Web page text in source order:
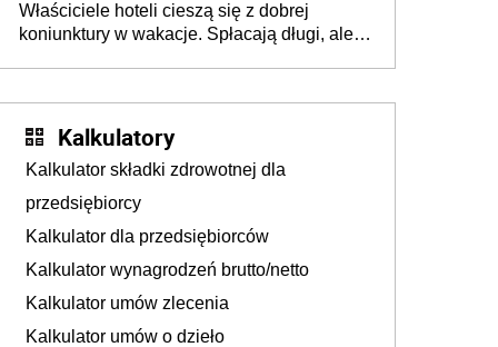
tam, gdzie wielu spędzi urlop po cichu
Właściciele hoteli cieszą się z dobrej
koniunktury w wakacje. Spłacają długi, ale
Kalkulatory
Kalkulator składki zdrowotnej dla
przedsiębiorcy
Kalkulator dla przedsiębiorców
Kalkulator wynagrodzeń brutto/netto
Kalkulator umów zlecenia
Kalkulator umów o dzieło